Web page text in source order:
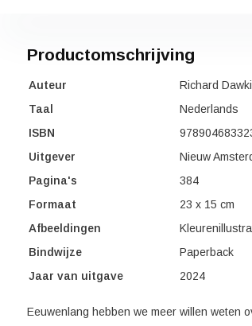
Productomschrijving
Auteur
Richard
Taal
Nederlands
ISBN
Uitgever
Nieuw
Pagina's
384
Formaat
23 x 15 cm
Afbeeldingen
Bindwijze
Paperback
Jaar van uitgave
2024
Eeuwenlang hebben we meer willen weten